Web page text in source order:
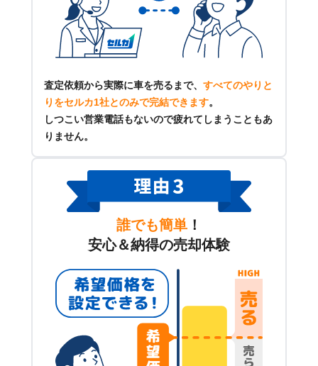
査定依頼から実際に車を売るまで、 すべてのやりと
りをセルカ1社とのみで完結できます。
しつこい営業電話もないので疲れてしまうこともあ
りません。
誰でも簡単 ！
安心＆納得の売却体験